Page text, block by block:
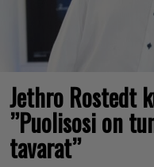
Jethro Rostedt
”Puolisosi on
tavarat”